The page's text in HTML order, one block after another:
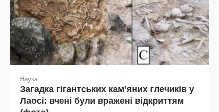
Наука
Загадка гігантських камʼяних глечиків у
Лаосі: вчені були вражені відкриттям